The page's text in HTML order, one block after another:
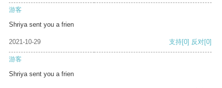
游客
Shriya sent you a frien
2021-10-29 支持[0] 反对[0]
游客
Shriya sent you a frien